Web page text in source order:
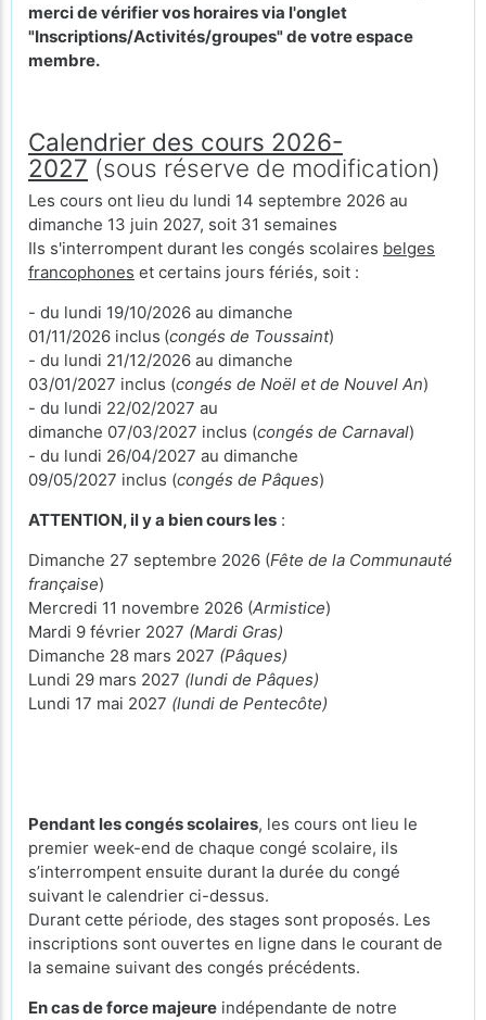
merci de vérifier vos horaires via l'onglet
"Inscriptions/Activités/groupes" de votre espace
membre.
Calendrier des cours 2026-
2027 (sous réserve de modification)
Les cours ont lieu du lundi 14 septembre 2026 au
dimanche 13 juin 2027, soit 31 semaines
Ils s'interrompent durant les congés scolaires belges
francophones et certains jours fériés, soit :
- du lundi 19/10/2026 au dimanche
01/11/2026 inclus (congés de Toussaint)
- du lundi 21/12/2026 au dimanche
03/01/2027 inclus (congés de Noël et de Nouvel An)
- du lundi 22/02/2027 au
dimanche 07/03/2027 inclus (congés de Carnaval)
- du lundi 26/04/2027 au dimanche
09/05/2027 inclus (congés de Pâques)
ATTENTION, il y a bien cours les :
Dimanche 27 septembre 2026 (Fête de la Communauté
française)
Mercredi 11 novembre 2026 (Armistice)
Mardi 9 février 2027 (Mardi Gras)
Dimanche 28 mars 2027 (Pâques)
Lundi 29 mars 2027 (lundi de Pâques)
Lundi 17 mai 2027 (lundi de Pentecôte)
Pendant les congés scolaires, les cours ont lieu le
premier week-end de chaque congé scolaire, ils
s’interrompent ensuite durant la durée du congé
suivant le calendrier ci-dessus.
Durant cette période, des stages sont proposés. Les
inscriptions sont ouvertes en ligne dans le courant de
la semaine suivant des congés précédents.
En cas de force majeure indépendante de notre